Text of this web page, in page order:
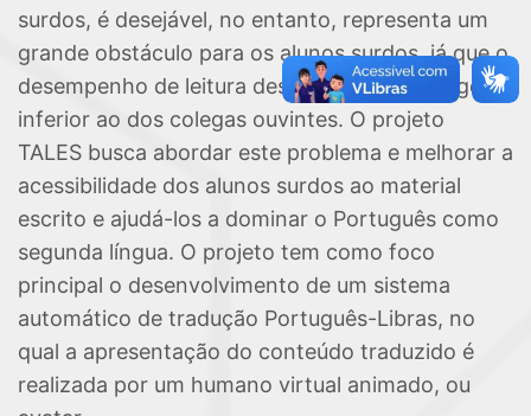
surdos, é desejável, no entanto, representa um
grande obstáculo para os alunos surdos, já que o
desempenho de leitura destes alunos é, em geral,
inferior ao dos colegas ouvintes. O projeto
TALES busca abordar este problema e melhorar a
acessibilidade dos alunos surdos ao material
escrito e ajudá-los a dominar o Português como
segunda língua. O projeto tem como foco
principal o desenvolvimento de um sistema
automático de tradução Português-Libras, no
qual a apresentação do conteúdo traduzido é
realizada por um humano virtual animado, ou